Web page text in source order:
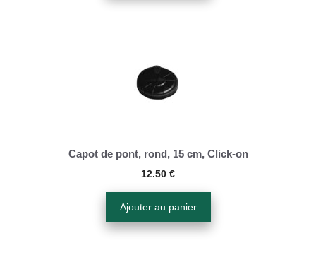
Capot de pont, rond, 15 cm, Click-on
12.50 €
Ajouter au panier